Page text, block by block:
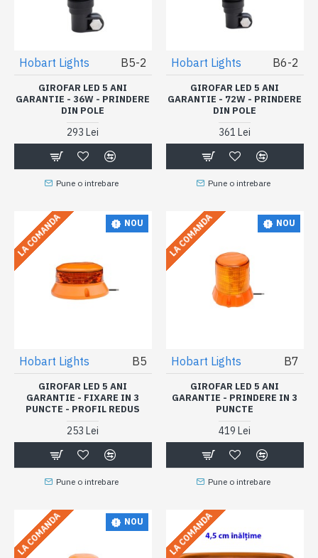
Hobart Lights B5-2
GIROFAR LED 5 ANI
GARANTIE - 36W - PRINDERE
DIN POLE
293 Lei
Pune o intrebare
Hobart Lights B6-2
GIROFAR LED 5 ANI
GARANTIE - 72W - PRINDERE
DIN POLE
361 Lei
Pune o intrebare
NOU
LA COMANDA
Hobart Lights B5
GIROFAR LED 5 ANI
GARANTIE - FIXARE IN 3
PUNCTE - PROFIL REDUS
253 Lei
Pune o intrebare
NOU
LA COMANDA
Hobart Lights B7
GIROFAR LED 5 ANI
GARANTIE - PRINDERE IN 3
PUNCTE
419 Lei
Pune o intrebare
NOU
LA COMANDA LA COMANDA